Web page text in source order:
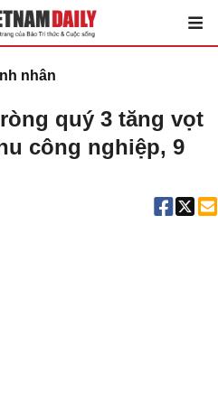
nhân
quý 3 tăng vọt
công nghiệp, 9